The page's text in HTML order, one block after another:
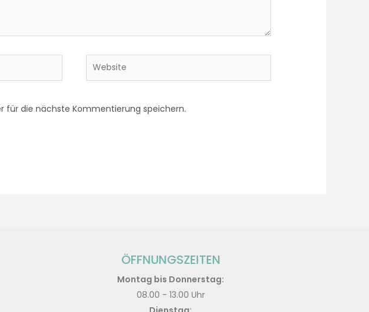
für die nächste Kommentierung speichern.
ÖFFNUNGSZEITEN
Montag bis Donnerstag:
08.00 - 13.00 Uhr